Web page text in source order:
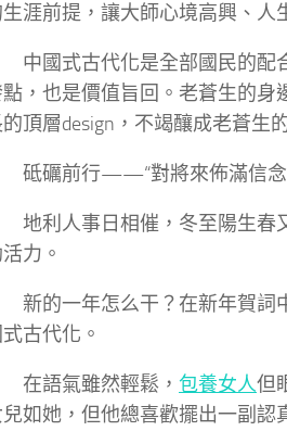
涯前提，讓大師心境高興、人
中國式古代化是全部國民的配
，也是價值旨回。老蒼生的身
頂層design，不竭釀成老蒼生
砥礪前行——“對將來佈滿信念
地利人事日相催，冬至陽生春
力。
新的一年怎么干？在新年賀詞
式古代化。
在語氣雖然輕鬆， 包養女人但
兒如她，但他總喜歡擺出一副認